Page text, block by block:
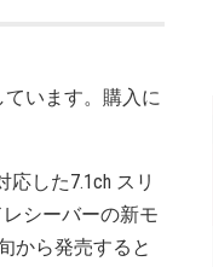
います。購入に
応した7.1ch スリ
シーバーの新モ
から発売すると